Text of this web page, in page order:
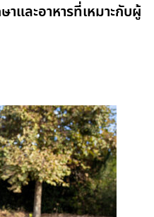
าและอาหารที่เหมาะกับผู้